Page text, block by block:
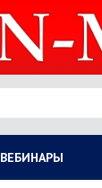
ВЕБИНАРЫ